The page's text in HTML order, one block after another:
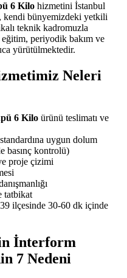
6 Kilo hizmetini İstanbul
kendi bünyemizdeki yetkili
teknik kadromuzla
eğitim, periyodik bakım ve
yürütülmektedir.
Neleri
6 Kilo ürünü teslimatı ve
uygun dolum
basınç kontrolü)
proje çizimi
tatbikat
ilçesinde 30-60 dk içinde
İnterform
7 Nedeni